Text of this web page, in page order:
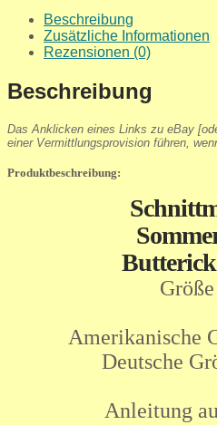
Beschreibung
Zusätzliche Informationen
Rezensionen (0)
Beschreibung
Das Anklicken eines Links zu eBay
einer Vermittlungsprovision führen,
Produktbeschreibung:
Amerikanische
Deutsche
Anleitung